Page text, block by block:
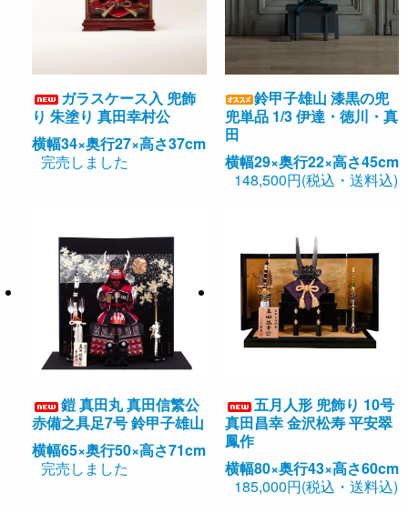
ガラスケース入 兜飾
り 朱塗り 真田幸村公
横幅34×奥行27×高さ37cm
完売しました
鈴甲子雄山 漆黒の兜
兜単品 1/3 伊達・徳川・真
田
横幅29×奥行22×高さ45cm
148,500円(税込・送料込)
鎧 真田丸 真田信繁公
赤備之具足7号 鈴甲子雄山
横幅65×奥行50×高さ71cm
完売しました
五月人形 兜飾り 10号
真田昌幸 金沢松寿 平安翠
鳳作
横幅80×奥行43×高さ60cm
185,000円(税込・送料込)